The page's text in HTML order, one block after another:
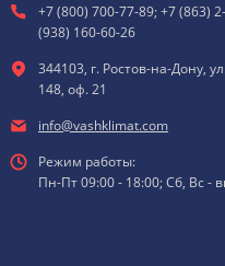
+7 (800) 700-77-89; +7 (863)
(938) 160-60-26
344103, г. Ростов-на-Дону,
148, оф. 21
info@vashklimat.com
Режим работы:
Пн-Пт 09:00 - 18:00; Сб, Вс -